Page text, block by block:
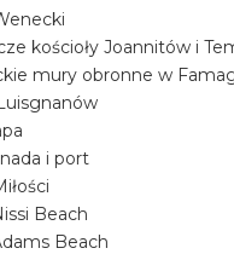
kościoły Joannitów i
mury obronne w
i port
Beach
Beach